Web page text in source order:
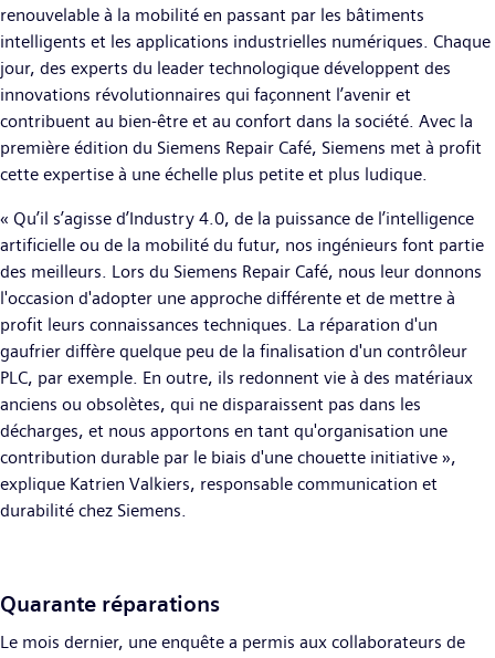
renouvelable à la mobilité en passant par les bâtiments
intelligents et les applications industrielles numériques. Chaque
jour, des experts du leader technologique développent des
innovations révolutionnaires qui façonnent l’avenir et
contribuent au bien-être et au confort dans la société. Avec la
première édition du Siemens Repair Café, Siemens met à profit
cette expertise à une échelle plus petite et plus ludique.
« Qu’il s’agisse d’Industry 4.0, de la puissance de l’intelligence
artificielle ou de la mobilité du futur, nos ingénieurs font partie
des meilleurs. Lors du Siemens Repair Café, nous leur donnons
l'occasion d'adopter une approche différente et de mettre à
profit leurs connaissances techniques. La réparation d'un
gaufrier diffère quelque peu de la finalisation d'un contrôleur
PLC, par exemple. En outre, ils redonnent vie à des matériaux
anciens ou obsolètes, qui ne disparaissent pas dans les
décharges, et nous apportons en tant qu'organisation une
contribution durable par le biais d'une chouette initiative »,
explique Katrien Valkiers, responsable communication et
durabilité chez Siemens.
Quarante réparations
Le mois dernier, une enquête a permis aux collaborateurs de